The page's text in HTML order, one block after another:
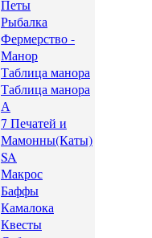
Петы
Рыбалка
Фермерство -
Манор
Таблица манора
Таблица манора
А
7 Печатей и
Мамонны(Каты)
SA
Макрос
Баффы
Камалока
Квесты